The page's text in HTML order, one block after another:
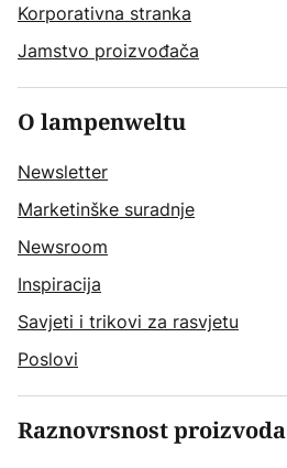
Korporativna stranka
Jamstvo proizvođača
O lampenweltu
Newsletter
Marketinške suradnje
Newsroom
Inspiracija
Savjeti i trikovi za rasvjetu
Poslovi
Raznovrsnost proizvoda